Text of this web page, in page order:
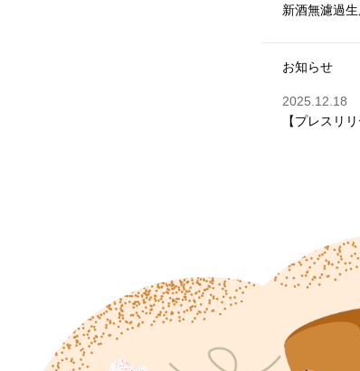
新酒無濾過
お知らせ
2025.12.18
【プレスリ